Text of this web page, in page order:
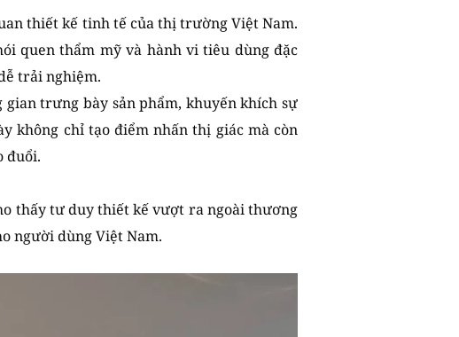
thiết kế tinh tế của thị trường Việt Nam.
quen thẩm mỹ và hành vi tiêu dùng đặc
trải nghiệm.
trưng bày sản phẩm, khuyến khích sự
không chỉ tạo điểm nhấn thị giác mà còn
đuổi.
thấy tư duy thiết kế vượt ra ngoài thương
người dùng Việt Nam.